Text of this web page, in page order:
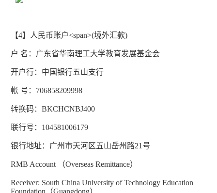
【4】人民币账户<span>(境外汇款)
户 名：广东省华南理工大学教育发展基金会
开户行：中国银行五山支行
帐 号： 706858209998
转换码：BKCHCNBJ400
联行号： 104581006179
银行地址：广州市天河区五山岳州路21 号
RMB Account （Overseas Remittance）
Receiver: South China University of Technology Education
Foundation （Guangdong）